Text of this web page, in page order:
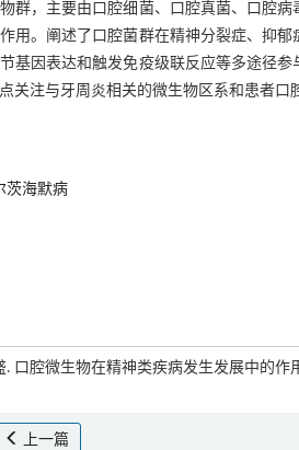
群，主要由口腔细菌、口腔真菌、口腔
用。阐述了口腔菌群在精神分裂症、抑
基因表达和触发免疫级联反应等多途径
关注与牙周炎相关的微生物区系和患者口
茨海默病
口腔微生物在精神类疾病发生发展中的作
上一篇